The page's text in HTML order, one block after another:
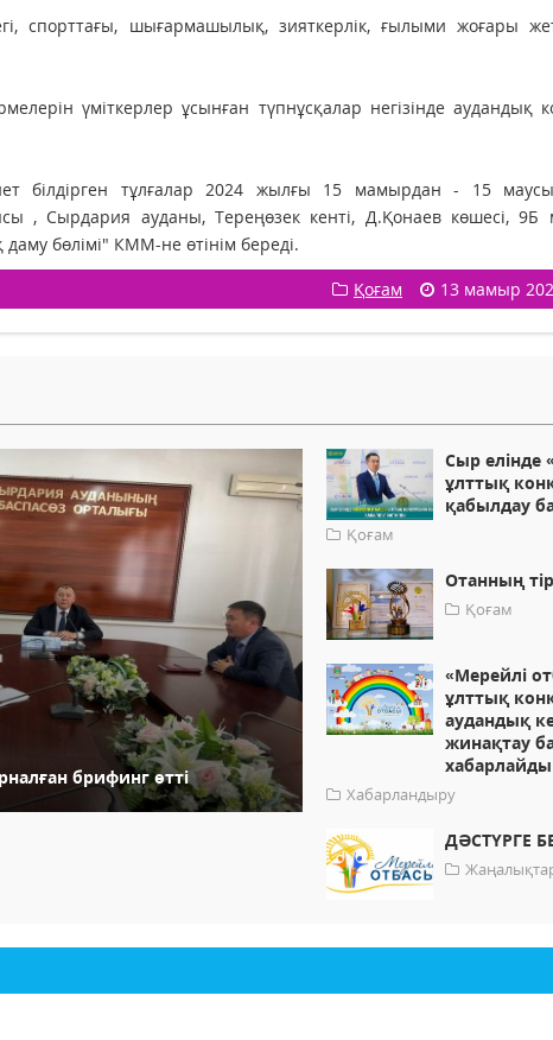
спорттағы, шығармашылық, зияткерлік, ғылыми жоғары
үміткерлер ұсынған түпнұсқалар негізінде аудандық
білдірген тұлғалар 2024 жылғы 15 мамырдан - 15
, Сырдария ауданы, Тереңөзек кенті, Д.Қонаев көшесі,
бөлімі" КММ-не өтінім береді.
Қоғам
13 мамыр
брифинг өтті
Сыр елінде
ұлттық
қабылдау
Қоғам
Отанның
Қоғам
«Мерейлі
ұлттық
аудандық
жинақтау
хабарлайды
Хабарландыру
ДӘСТҮРГЕ